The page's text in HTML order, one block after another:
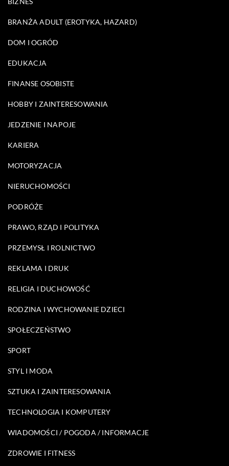
BRANŻA ADULT (EROTYKA, HAZARD)
DOM I OGRÓD
EDUKACJA
FINANSE OSOBISTE
HOBBY I ZAINTERESOWANIA
JEDZENIE I NAPOJE
KARIERA
MOTORYZACJA
NIERUCHOMOŚCI
PODRÓŻE
PRAWO, RZĄD I POLITYKA
PRZEMYSŁ I ROLNICTWO
REKLAMA I DRUK
RELIGIA I DUCHOWOŚĆ
RODZINA I WYCHOWANIE DZIECI
SPOŁECZEŃSTWO
SPORT
STYL I MODA
SZTUKA I ZAINTERESOWANIA
TECHNOLOGIA I KOMPUTERY
WIADOMOŚCI / POGODA / INFORMACJE
ZDROWIE I FITNESS